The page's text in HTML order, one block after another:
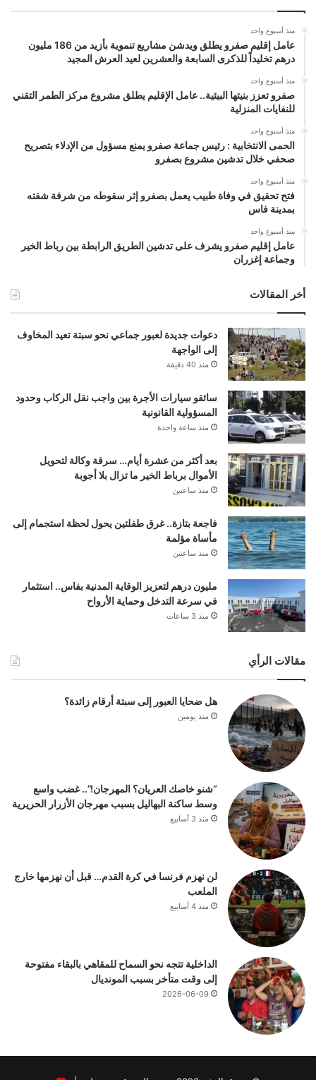
منذ أسبوع واحد
عامل إقليم صفرو يطلق ويدشن مشاريع تنموية بأزيد من 186 مليون
درهم تخليداً للذكرى السابعة والعشرين لعيد العرش المجيد
منذ أسبوع واحد
صفرو تعزز بنيتها البيئية.. عامل الإقليم يطلق مشروع مركز الطمر التقني
للنفايات المنزلية
منذ أسبوع واحد
الحمى الانتخابية : رئيس جماعة صفرو يمنع مسؤول من الإدلاء بتصريح
صحفي خلال تدشين مشروع بصفرو
منذ أسبوع واحد
فتح تحقيق في وفاة طبيب يعمل بصفرو إثر سقوطه من شرفة شقته
بمدينة فاس
منذ أسبوع واحد
عامل إقليم صفرو يشرف على تدشين الطريق الرابطة بين رباط الخير
وجماعة إغزران
أخر المقالات
دعوات جديدة لعبور جماعي نحو سبتة تعيد المخاوف
إلى الواجهة
منذ 40 دقيقة
سائقو سيارات الأجرة بين واجب نقل الركاب وحدود
المسؤولية القانونية
منذ ساعة واحدة
بعد أكثر من عشرة أيام… سرقة وكالة لتحويل
الأموال برباط الخير ما تزال بلا أجوبة
منذ ساعتين
فاجعة بتازة.. غرق طفلتين يحول لحظة استجمام إلى
مأساة مؤلمة
منذ ساعتين
مليون درهم لتعزيز الوقاية المدنية بفاس.. استثمار
في سرعة التدخل وحماية الأرواح
منذ 3 ساعات
مقالات الرأي
هل ضحايا العبور إلى سبتة أرقام زائدة؟
منذ يومين
“شنو خاصك العريان؟ المهرجان!”.. غضب واسع
وسط ساكنة البهاليل بسبب مهرجان الأزرار الحريرية
منذ 3 أسابيع
لن نهزم فرنسا في كرة القدم… قبل أن نهزمها خارج
الملعب
منذ 4 أسابيع
الداخلية تتجه نحو السماح للمقاهي بالبقاء مفتوحة
إلى وقت متأخر بسبب المونديال
2026-06-09